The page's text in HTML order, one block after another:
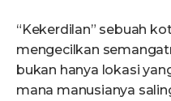
“Kekerdilan” sebuah
mengecilkan
bukan hanya lokasi
mana manusianya